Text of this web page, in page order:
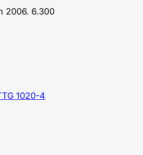
2006. 6.300